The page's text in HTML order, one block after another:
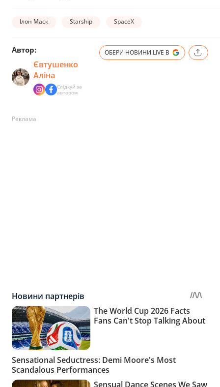
Ілон Маск Starship SpaceX
Автор:
Євтушенко
Аліна
Слідкуй за
автором
ОБЕРИ НОВИНИ.LIVE В
Реклама